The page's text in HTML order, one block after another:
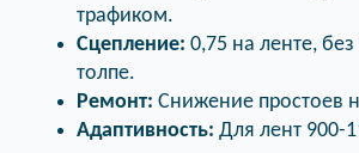
трафиком.
Сцепление: 0,75 на ленте,
толпе.
Ремонт: Снижение простоев
Адаптивность: Для лент 900-